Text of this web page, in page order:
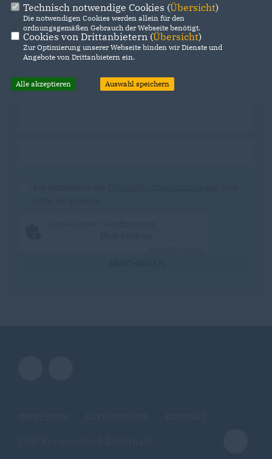
Technisch notwendige Cookies (Übersicht)
Die notwendigen Cookies werden allein für den
ordnungsgemäßen Gebrauch der Webseite benötigt.
Cookies von Drittanbietern (Übersicht)
Zur Optimierung unserer Webseite binden wir Dienste und
Angebote von Drittanbietern ein.
Alle akzeptieren Auswahl speichern